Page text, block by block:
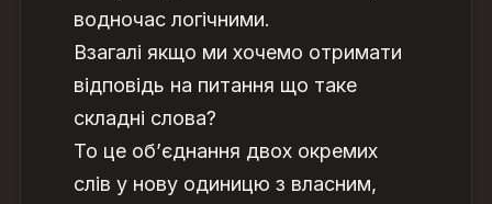
водночас логічними.
Взагалі якщо ми хочемо отримати
відповідь на питання що таке
складні слова?
То це об’єднання двох окремих
слів у нову одиницю з власним,